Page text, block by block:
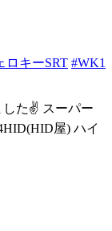
ロキーSRT #WK1
した✌️ スーパー
屋) ハイ